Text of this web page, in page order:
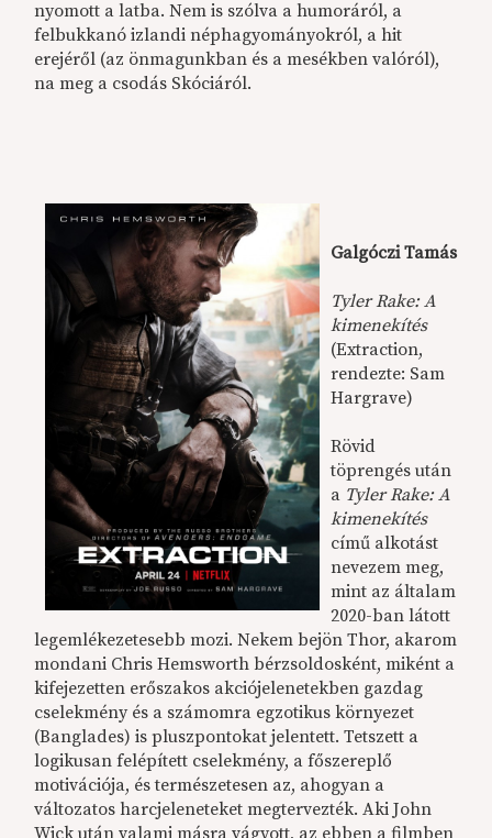
nyomott a latba. Nem is szólva a humoráról, a
felbukkanó izlandi néphagyományokról, a hit
erejéről (az önmagunkban és a mesékben valóról),
na meg a csodás Skóciáról.
Galgóczi Tamás
Tyler Rake: A
kimenekítés
(Extraction,
rendezte: Sam
Hargrave)
Rövid
töprengés után
a Tyler Rake: A
kimenekítés
című alkotást
nevezem meg,
mint az általam
2020-ban látott
legemlékezetesebb mozi. Nekem bejön Thor, akarom
mondani Chris Hemsworth bérzsoldosként, miként a
kifejezetten erőszakos akciójelenetekben gazdag
cselekmény és a számomra egzotikus környezet
(Banglades) is pluszpontokat jelentett. Tetszett a
logikusan felépített cselekmény, a főszereplő
motivációja, és természetesen az, ahogyan a
változatos harcjeleneteket megtervezték. Aki John
Wick után valami másra vágyott, az ebben a filmben